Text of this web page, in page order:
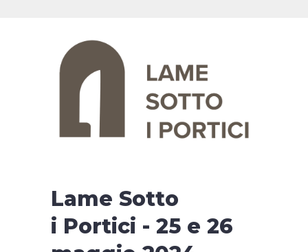
Lame Sotto
i Portici - 25 e 26